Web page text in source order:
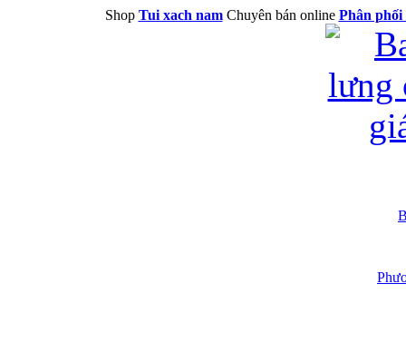
Shop Tui xach namChuyên bán online Phân phối